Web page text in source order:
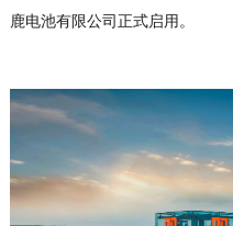
鹿电池有限公司正式启用。